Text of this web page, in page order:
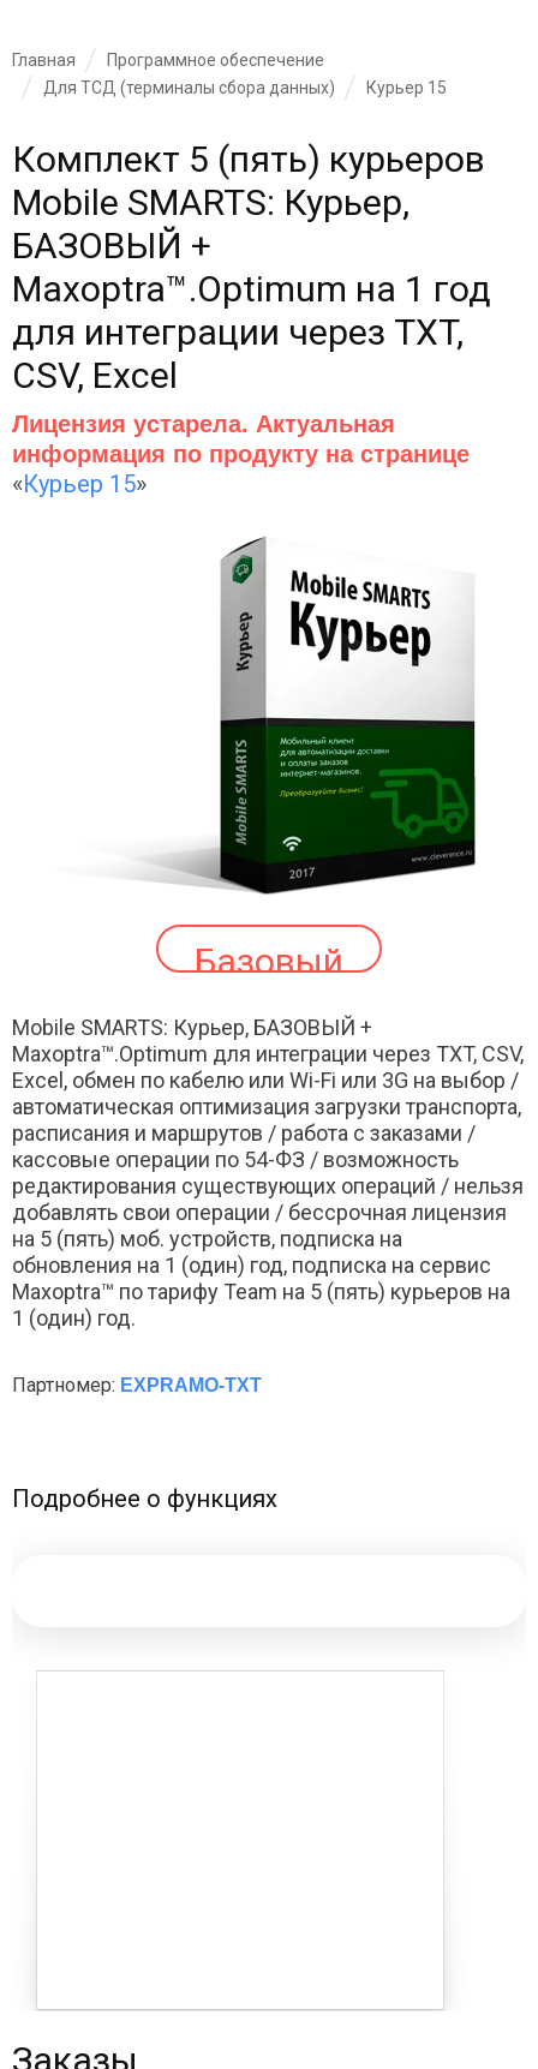
Главная
Программное обеспечение
Для ТСД (терминалы сбора данных)
Курьер 15
Комплект 5 (пять) курьеров
Mobile SMARTS: Курьер,
БАЗОВЫЙ +
Maxoptra™.Optimum на 1 год
для интеграции через TXT,
CSV, Excel
Лицензия устарела. Актуальная
информация по продукту на странице
«Курьер 15»
Базовый
Mobile SMARTS: Курьер, БАЗОВЫЙ +
Maxoptra™.Optimum для интеграции через TXT, CSV,
Excel, обмен по кабелю или Wi-Fi или 3G на выбор /
автоматическая оптимизация загрузки транспорта,
расписания и маршрутов / работа с заказами /
кассовые операции по 54-ФЗ / возможность
редактирования существующих операций / нельзя
добавлять свои операции / бессрочная лицензия
на 5 (пять) моб. устройств, подписка на
обновления на 1 (один) год, подписка на сервис
Maxoptra™ по тарифу Team на 5 (пять) курьеров на
1 (один) год.
Партномер: EXPRAMO-TXT
Подробнее о функциях
Заказы